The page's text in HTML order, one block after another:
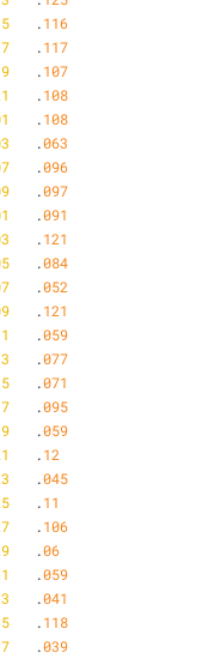
	.
116
	.
117
	.
107
	.
108
	.
108
	.
063
	.
096
	.
097
	.
091
	.
121
	.
084
	.
052
	.
121
	.
059
	.
077
	.
071
	.
095
	.
059
	.
12
	.
045
	.
11
	.
106
	.
06
	.
059
	.
041
	.
118
	.
039